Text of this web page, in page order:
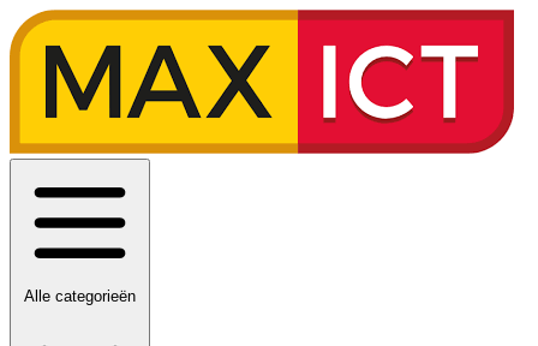
Alle categorieën